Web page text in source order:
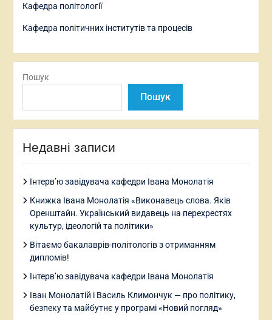
Кафедра політології
Кафедра політичних інститутів та процесів
Пошук
Пошук
Недавні записи
Інтерв’ю завідувача кафедри Івана Монолатія
Книжка Івана Монолатія «Виконавець слова. Яків
Оренштайн. Український видавець на перехрестях
культур, ідеологій та політики»
Вітаємо бакалаврів-політологів з отриманням
дипломів!
Інтерв’ю завідувача кафедри Івана Монолатія
Іван Монолатій і Василь Климончук — про політику,
безпеку та майбутнє у програмі «Новий погляд»